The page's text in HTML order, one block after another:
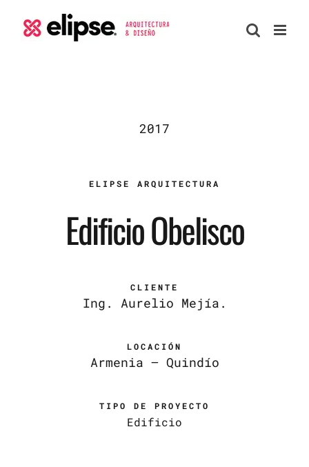
2017
ELIPSE ARQUITECTURA
Edificio Obelisco
CLIENTE
Ing. Aurelio Mejía.
LOCACIÓN
Armenia – Quindío
TIPO DE PROYECTO
Edificio